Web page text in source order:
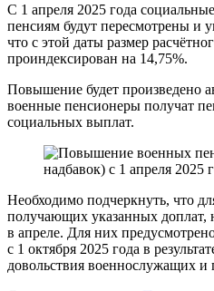
С 1 апреля 2025 года
пенсиям будут пересмотрены и
что с этой даты размер
проиндексирован на 14,75%.
Повышение будет произведено
военные пенсионеры получат
социальных выплат.
Необходимо подчеркнуть, что
получающих указанных доплат,
в апреле. Для них
с 1 октября 2025 года в
довольствия военнослужащих